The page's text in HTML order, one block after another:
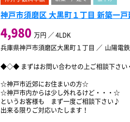
神戸市須磨区 大黒町１丁目 新築一戸
4,980 万円 ／4LDK
兵庫県神戸市須磨区大黒町１丁目
山陽電
◆◇◆ まずはお問い合わせの上ご相談下さ
☆神戸市近郊にお住まいの方☆
☆神戸市内からは少し外れるけど・・・☆
というお客様も まず一度ご相談下さい♪
出来る限りご対応いたします！